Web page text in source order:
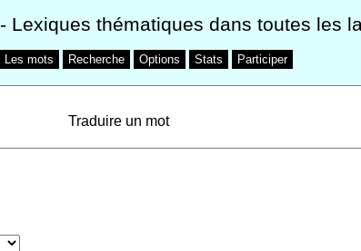
- Lexiques thématiques dans toutes les
Les mots Recherche Options Stats Participer
Traduire un mot